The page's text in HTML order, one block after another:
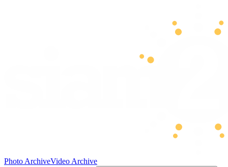
Photo ArchiveVideo Archive